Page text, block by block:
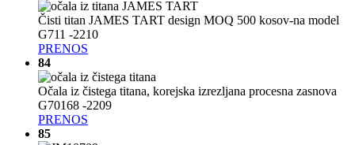
Čisti titan JAMES TART design MOQ 500 kosov-na model
G711 -2210
PRENOS
84
Očala iz čistega titana, korejska izrezljana procesna zasnova
G70168 -2209
PRENOS
85